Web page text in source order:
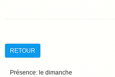
RETOUR
Présence: le dimanche